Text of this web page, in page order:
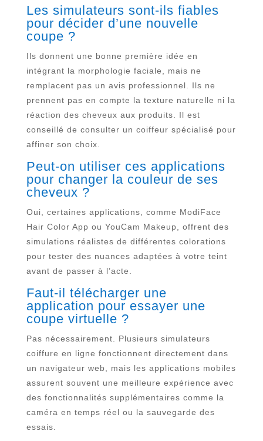
Les simulateurs sont-ils fiables
pour décider d’une nouvelle
coupe ?
Ils donnent une bonne première idée en
intégrant la morphologie faciale, mais ne
remplacent pas un avis professionnel. Ils ne
prennent pas en compte la texture naturelle ni la
réaction des cheveux aux produits. Il est
conseillé de consulter un coiffeur spécialisé pour
affiner son choix.
Peut-on utiliser ces applications
pour changer la couleur de ses
cheveux ?
Oui, certaines applications, comme ModiFace
Hair Color App ou YouCam Makeup, offrent des
simulations réalistes de différentes colorations
pour tester des nuances adaptées à votre teint
avant de passer à l’acte.
Faut-il télécharger une
application pour essayer une
coupe virtuelle ?
Pas nécessairement. Plusieurs simulateurs
coiffure en ligne fonctionnent directement dans
un navigateur web, mais les applications mobiles
assurent souvent une meilleure expérience avec
des fonctionnalités supplémentaires comme la
caméra en temps réel ou la sauvegarde des
essais.